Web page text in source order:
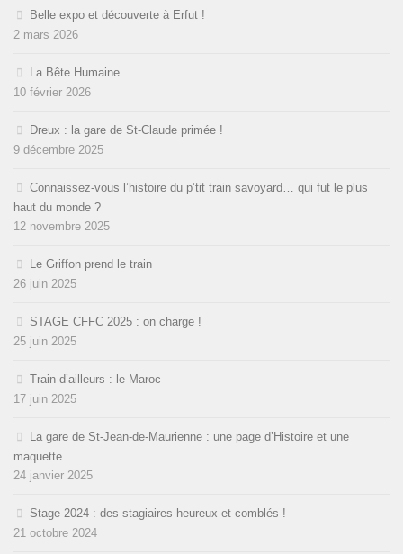
Belle expo et découverte à Erfut !
2 mars 2026
La Bête Humaine
10 février 2026
Dreux : la gare de St-Claude primée !
9 décembre 2025
Connaissez-vous l’histoire du p’tit train savoyard… qui fut le plus
haut du monde ?
12 novembre 2025
Le Griffon prend le train
26 juin 2025
STAGE CFFC 2025 : on charge !
25 juin 2025
Train d’ailleurs : le Maroc
17 juin 2025
La gare de St-Jean-de-Maurienne : une page d’Histoire et une
maquette
24 janvier 2025
Stage 2024 : des stagiaires heureux et comblés !
21 octobre 2024